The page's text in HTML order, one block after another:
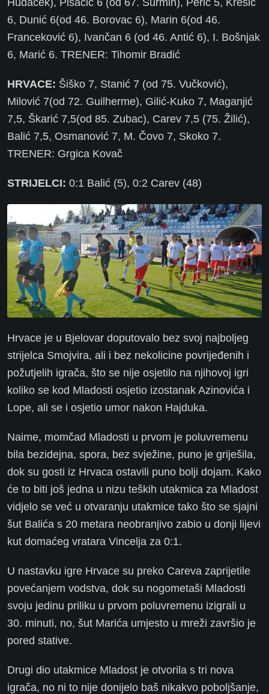
Hudaćek), Pisačić 6 (od 67. Šurmin), Perić 5, Krešić
6, Dunić 6(od 46. Borovac 6), Marin 6(od 46.
Franceković 6), Ivančan 6 (od 46. Antić 6), I. Bošnjak
6, Marić 6. TRENER: Tihomir Bradić
HRVACE: Šiško 7, Stanić 7 (od 75. Vučković),
Milović 7(od 72. Guilherme), Gilić-Kuko 7, Maganjić
7,5, Škarić 7,5(od 85. Zubac), Carev 7,5 (75. Žilić),
Balić 7,5, Osmanović 7, M. Čovo 7, Skoko 7.
TRENER: Grgica Kovač
STRIJELCI: 0:1 Balić (5), 0:2 Carev (48)
Hrvace je u Bjelovar doputovalo bez svoj najboljeg
strijelca Smojvira, ali i bez nekolicine povrijeđenih i
požutjelih igrača, što se nije osjetilo na njihovoj igri
koliko se kod Mladosti osjetio izostanak Azinovića i
Lope, ali se i osjetio umor nakon Hajduka.
Naime, momčad Mladosti u prvom je poluvremenu
bila bezidejna, spora, bez svježine, puno je griješila,
dok su gosti iz Hrvaca ostavili puno bolji dojam. Kako
će to biti još jedna u nizu teških utakmica za Mladost
vidjelo se već u otvaranju utakmice tako što se sjajni
šut Balića s 20 metara neobranjivo zabio u donji lijevi
kut domaćeg vratara Vincelja za 0:1.
U nastavku igre Hrvace su preko Careva zaprijetile
povećanjem vodstva, dok su nogometaši Mladosti
svoju jedinu priliku u prvom poluvremenu izigrali u
30. minuti, no, šut Marića umjesto u mreži završio je
pored stative.
Drugi dio utakmice Mladost je otvorila s tri nova
igrača, no ni to nije donijelo baš nikakvo poboljšanje,